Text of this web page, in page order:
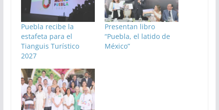
Puebla recibe la
estafeta para el
Tianguis Turístico
2027
Presentan libro
“Puebla, el latido de
México”